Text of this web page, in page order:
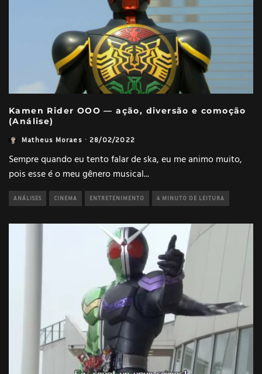
Kamen Rider OOO — ação, diversão e comoção
(Análise)
Matheus Moraes · 28/02/2022
Sempre quando eu tento falar de ska, eu me animo muito,
pois esse é o meu gênero musical...
ANÁLISES CINEMA ENTRETENIMENTO 4 MINUTO DE LEITURA